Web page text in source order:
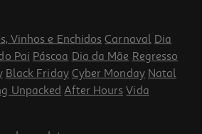
Vinhos e Enchidos Carnaval Dia
Pai Páscoa Dia da Mãe Regresso
Black Friday Cyber Monday Natal
Unpacked After Hours Vida